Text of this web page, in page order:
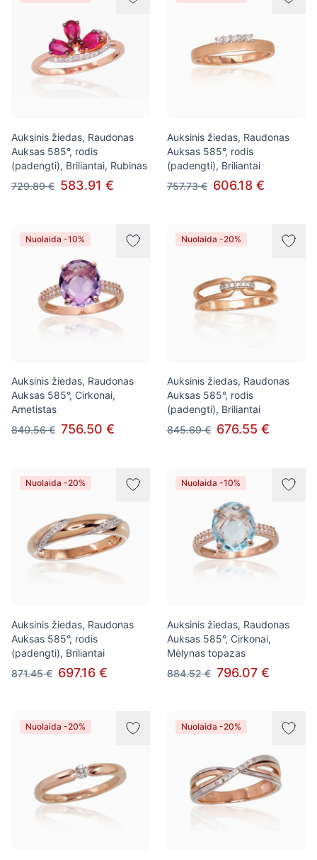
Auksinis žiedas, Raudonas
Auksas 585°, rodis
(padengti), Briliantai, Rubinas
729.89 € 583.91 €
Auksinis žiedas, Raudonas
Auksas 585°, rodis
(padengti), Briliantai
757.73 € 606.18 €
Nuolaida -10%
Auksinis žiedas, Raudonas
Auksas 585°, Cirkonai,
Ametistas
840.56 € 756.50 €
Nuolaida -20%
Auksinis žiedas, Raudonas
Auksas 585°, rodis
(padengti), Briliantai
845.69 € 676.55 €
Nuolaida -20%
Auksinis žiedas, Raudonas
Auksas 585°, rodis
(padengti), Briliantai
871.45 € 697.16 €
Nuolaida -10%
Auksinis žiedas, Raudonas
Auksas 585°, Cirkonai,
Mėlynas topazas
884.52 € 796.07 €
Nuolaida -20% Nuolaida -20%